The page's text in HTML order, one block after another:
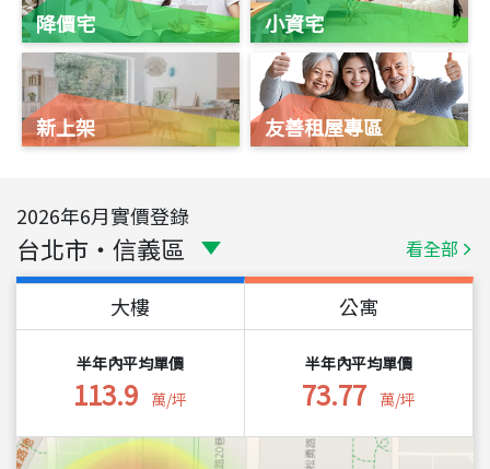
降價宅
新上架
小資宅
友善租屋專區
2026年6月實價登錄
台北市 ・ 信義區 看全部
大樓
半年內平均單價
113.9 萬/坪
公寓
半年內平均單價
73.77 萬/坪